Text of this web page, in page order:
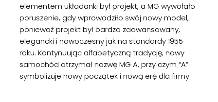
elementem układanki był projekt, a MG wywołało
poruszenie, gdy wprowadziło swój nowy model,
ponieważ projekt był bardzo zaawansowany,
elegancki i nowoczesny jak na standardy 1955
roku. Kontynuując alfabetyczną tradycję, nowy
samochód otrzymał nazwę MG A, przy czym “A”
symbolizuje nowy początek i nową erę dla firmy.